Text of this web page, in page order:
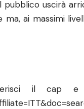
uscirà
ai massimi
il cap